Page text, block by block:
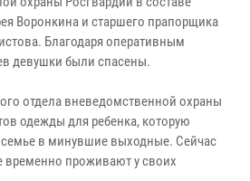
Воронкина и старшего прапорщика
Благодаря оперативным
девушки были спасены.
отдела вневедомственной охраны
одежды для ребенка, которую
в минувшие выходные. Сейчас
временно проживают у своих